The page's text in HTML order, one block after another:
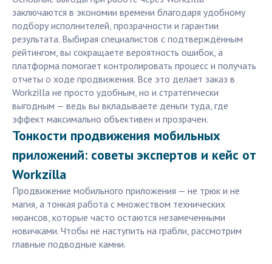
заключаются в экономии времени благодаря удобному
подбору исполнителей, прозрачности и гарантии
результата. Выбирая специалистов с подтверждённым
рейтингом, вы сокращаете вероятность ошибок, а
платформа помогает контролировать процесс и получать
отчеты о ходе продвижения. Все это делает заказ в
Workzilla не просто удобным, но и стратегически
выгодным — ведь вы вкладываете деньги туда, где
эффект максимально объективен и прозрачен.
Тонкости продвижения мобильных
приложений: советы экспертов и кейс от
Workzilla
Продвижение мобильного приложения — не трюк и не
магия, а тонкая работа с множеством технических
нюансов, которые часто остаются незамеченными
новичками. Чтобы не наступить на грабли, рассмотрим
главные подводные камни.